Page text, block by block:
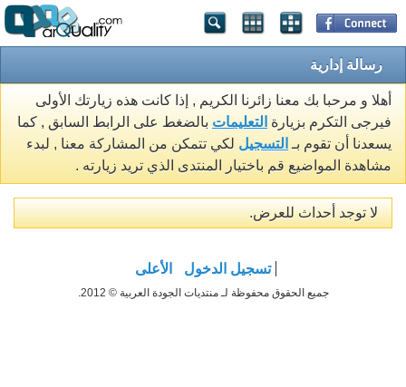
رسالة إدارية
أهلا و مرحبا بك معنا زائرنا الكريم , إذا كانت هذه زيارتك الأولى
فيرجى التكرم بزيارة التعليمات بالضغط على الرابط السابق , كما
يسعدنا أن تقوم بـ التسجيل لكي تتمكن من المشاركة معنا , لبدء
مشاهدة المواضيع قم باختيار المنتدى الذي تريد زيارته .
لا توجد أحداث للعرض.
تسجيل الدخول الأعلى
جميع الحقوق محفوظة لـ منتديات الجودة العربية © 2012.